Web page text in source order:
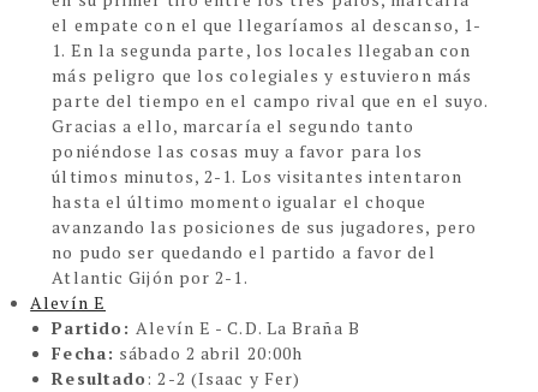
el empate con el que llegaríamos al descanso, 1-
1. En la segunda parte, los locales llegaban con
más peligro que los colegiales y estuvieron más
parte del tiempo en el campo rival que en el suyo.
Gracias a ello, marcaría el segundo tanto
poniéndose las cosas muy a favor para los
últimos minutos, 2-1. Los visitantes intentaron
hasta el último momento igualar el choque
avanzando las posiciones de sus jugadores, pero
no pudo ser quedando el partido a favor del
Atlantic Gijón por 2-1.
Alevín E
Partido:Alevín E - C.D. La Braña B
Fecha: sábado 2 abril 20:00h
Resultado:2-2 (Isaac y Fer)